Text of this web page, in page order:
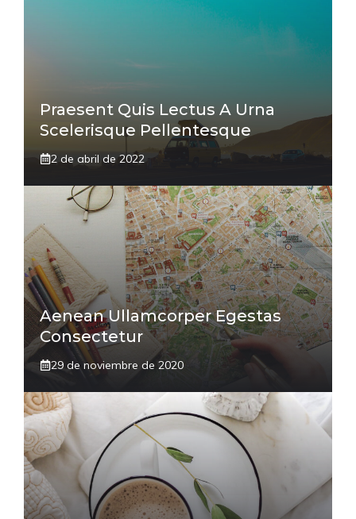
Praesent Quis Lectus A Urna
Scelerisque Pellentesque
2 de abril de 2022
Aenean Ullamcorper Egestas
Consectetur
29 de noviembre de 2020